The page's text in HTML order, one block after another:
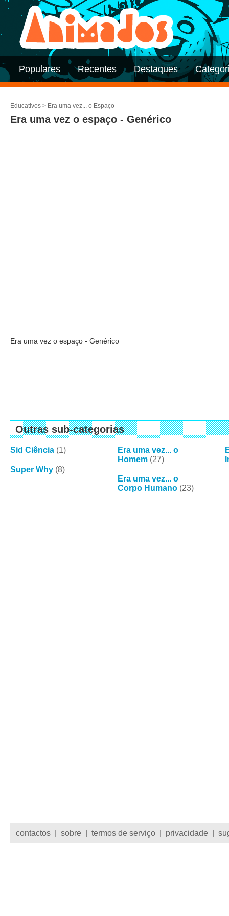
Populares Recentes Destaques
Educativos > Era uma vez... o Espaço
Era uma vez o espaço - Genérico
Era uma vez o espaço - Genérico
Outras sub-categorias
Sid Ciência (1)
Super Why (8)
Era uma vez... o
Homem (27)
Era uma vez... o
Corpo Humano (23)
contactos sobre termos de serviço privacidade